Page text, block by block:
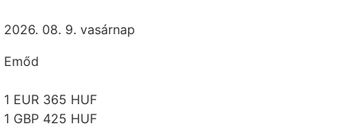
2026. 08. 9. vasárnap
Emőd
1 EUR 365 HUF
1 GBP 425 HUF